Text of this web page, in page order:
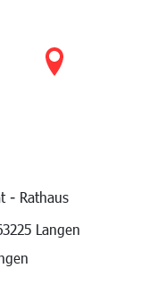
- Rathaus
Langen